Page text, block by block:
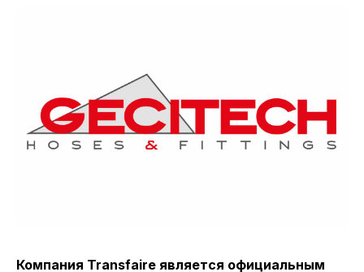
Компания Transfaire является официальным